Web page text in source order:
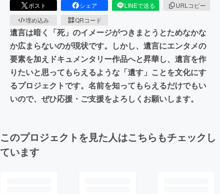
ポスト シェア LINEで送る
URLコピー
埋め込み
QRコード
遺言は暗く「死」のイメージがつきまとうとためなかな
か広まらないのが現状です。しかし、遺言にエンタメの
要素を加えドキュメンタリー作品へと昇華し、遺言を作
りたいと思ってもらえるような「遺す」ことを文化にす
るプロジェクトです。名前を知ってもらえるだけでもい
いので、ぜひ応援・ご支援をよろしくお願いします。
このプロジェクトを見た人はこちらもチェックし
ています